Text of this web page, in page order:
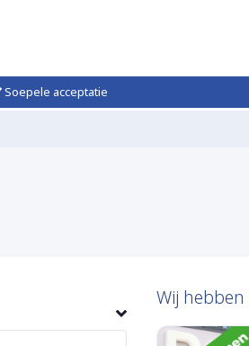
Soepele acceptatie
Wij hebben